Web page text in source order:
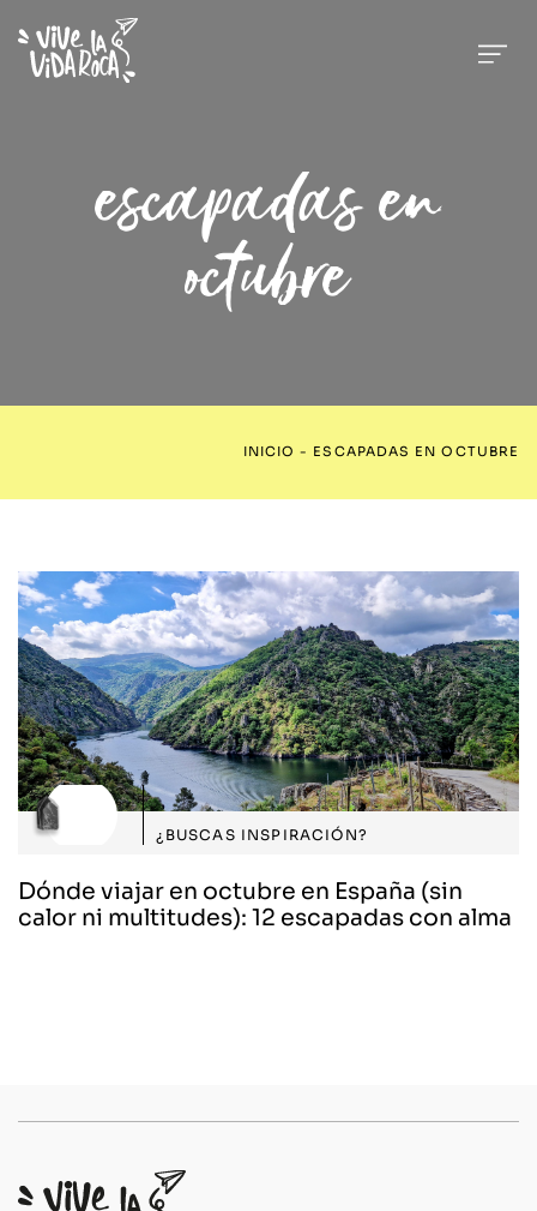
escapadas en
octubre
INICIO - ESCAPADAS EN OCTUBRE
¿BUSCAS INSPIRACIÓN?
Dónde viajar en octubre en España (sin
calor ni multitudes): 12 escapadas con alma